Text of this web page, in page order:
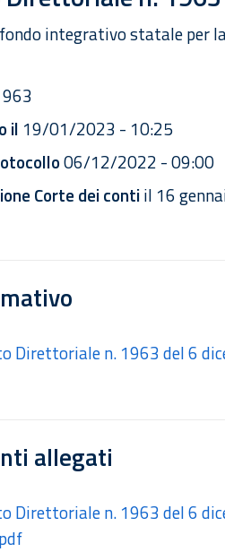
integrativo statale per
il 19/01/2023 - 10:25
06/12/2022 - 09:00
Corte dei contiil 16
Direttoriale n. 1963 del 6
allegati
Direttoriale n. 1963 del 6